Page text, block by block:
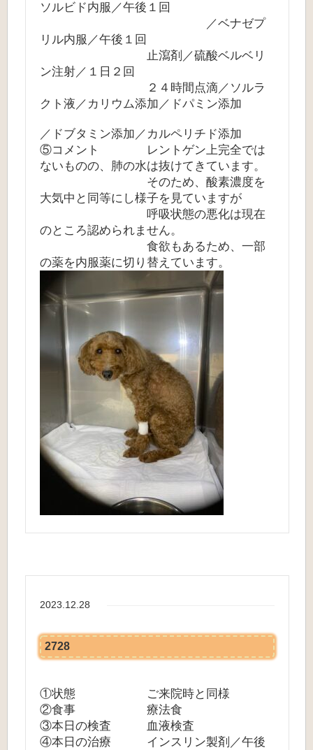
ソルビド内服／午後１回
／ベナゼプ
リル内服／午後１回
止瀉剤／硫酸ベルベリ
ン注射／１日２回
２４時間点滴／ソルラ
クト液／カリウム添加／ドパミン添加
／ドブタミン添加／カルペリチド添加
⑤コメント レントゲン上完全では
ないものの、肺の水は抜けてきています。
そのため、酸素濃度を
大気中と同等にし様子を見ていますが
呼吸状態の悪化は現在
のところ認められません。
食欲もあるため、一部
の薬を内服薬に切り替えています。
2023.12.28
2728
①状態 ご来院時と同様
②食事 療法食
③本日の検査 血液検査
④本日の治療 インスリン製剤／午後